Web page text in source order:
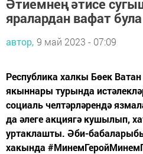
Әтиемнең әтисе
яралардан вафат була
автор, 9 май 2023 - 07:09
Республика халкы Бөек
якыннары турында
социаль челтәрләрендә
да әлеге акциягә кушылып,
уртаклашты. Әби-
хакында